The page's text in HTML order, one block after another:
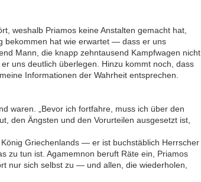
weshalb Priamos keine Anstalten gemacht hat,
bekommen hat wie erwartet — dass er uns
Mann, die knapp zehntausend Kampfwagen nicht
uns deutlich überlegen. Hinzu kommt noch, dass
Informationen der Wahrheit entsprechen.
waren. „Bevor ich fortfahre, muss ich über den
den Ängsten und den Vorurteilen ausgesetzt ist,
Griechenlands — er ist buchstäblich Herrscher
zu tun ist. Agamemnon beruft Räte ein, Priamos
nur sich selbst zu — und allen, die wiederholen,